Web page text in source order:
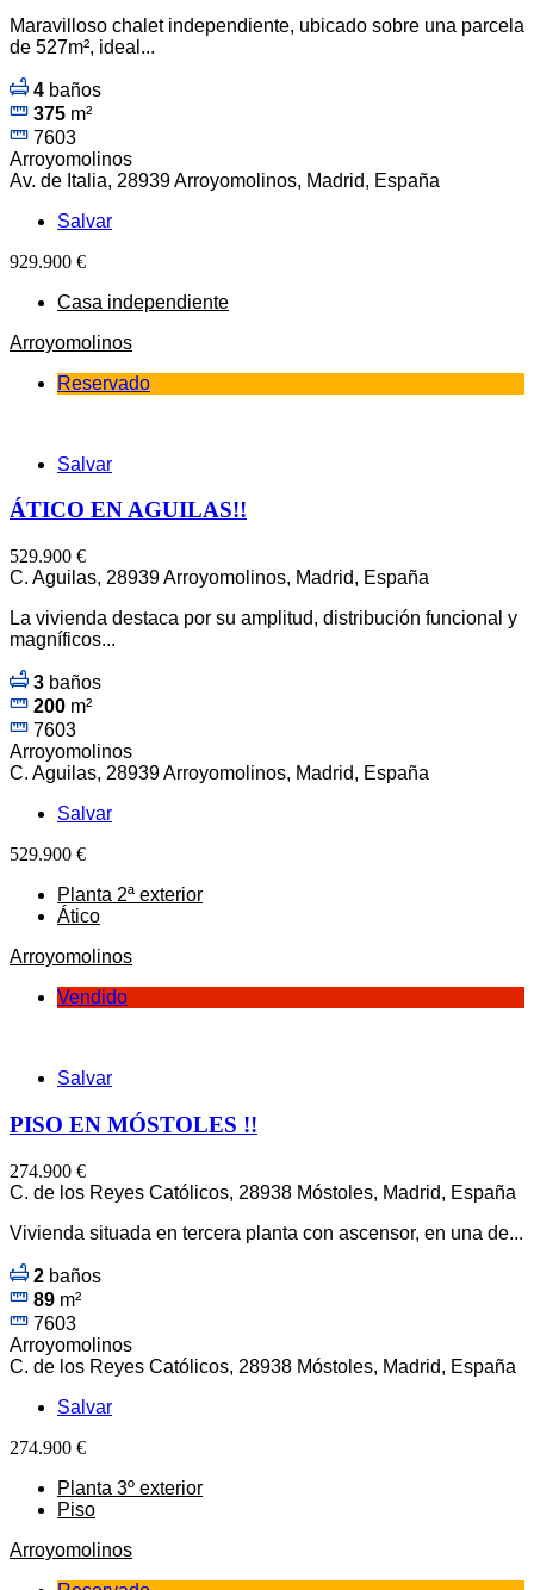
Maravilloso chalet independiente, ubicado sobre una parcela
de 527m², ideal...
4 baños
375 m²
7603
Arroyomolinos
Av. de Italia, 28939 Arroyomolinos, Madrid, España
Salvar
929.900 €
Casa independiente
Arroyomolinos
Reservado
Salvar
ÁTICO EN AGUILAS!!
529.900 €
C. Aguilas, 28939 Arroyomolinos, Madrid, España
La vivienda destaca por su amplitud, distribución funcional y
magníficos...
3 baños
200 m²
7603
Arroyomolinos
C. Aguilas, 28939 Arroyomolinos, Madrid, España
Salvar
529.900 €
Planta 2ª exterior
Ático
Arroyomolinos
Vendido
Salvar
PISO EN MÓSTOLES !!
274.900 €
C. de los Reyes Católicos, 28938 Móstoles, Madrid, España
Vivienda situada en tercera planta con ascensor, en una de...
2 baños
89 m²
7603
Arroyomolinos
C. de los Reyes Católicos, 28938 Móstoles, Madrid, España
Salvar
274.900 €
Planta 3º exterior
Piso
Arroyomolinos